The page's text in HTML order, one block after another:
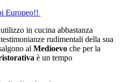
Europeo!!
in cucina abbastanza
rudimentali della sua
al Medioevo che per la
è un tempo